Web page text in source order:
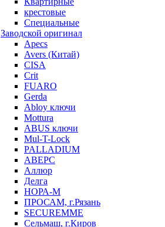
крестовые
Специальные
Заводской оригинал
Apecs
Avers (Китай)
CISA
Crit
FUARO
Gerda
Abloy ключи
Mottura
ABUS ключи
Mul-T-Lock
PALLADIUM
АВЕРС
Аллюр
Делга
НОРА-М
ПРОСАМ, г.Рязань
SECUREMME
Сельмаш, г.Киров